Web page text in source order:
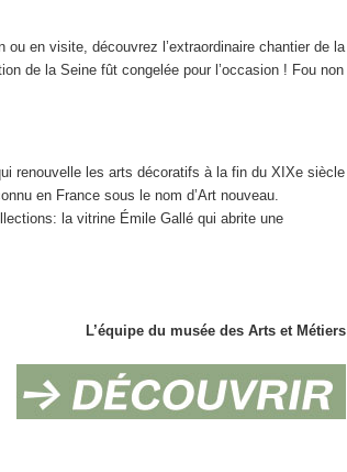
en visite, découvrez l’extraordinaire chantier de la
de la Seine fût congelée pour l’occasion ! Fou non
renouvelle les arts décoratifs à la fin du XIXe siècle
en France sous le nom d’Art nouveau.
la vitrine Émile Gallé qui abrite une
L’équipe du musée des Arts et Métiers